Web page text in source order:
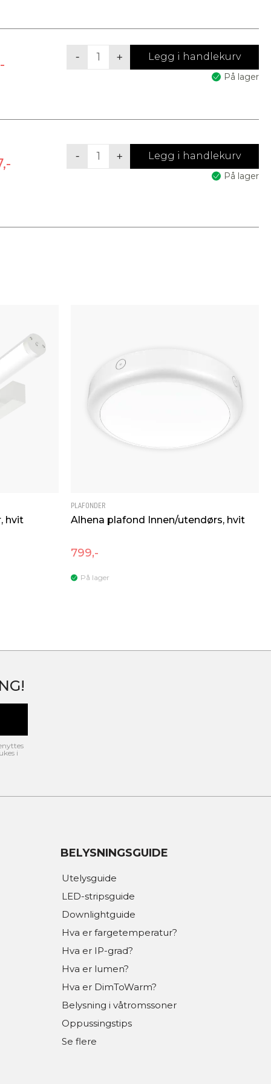
På lager
- + Legg i handlekurv
På lager
-
stikkontakt
+ Legg i handlekurv
hvit
PLAFONDER
Alhena plafond Innen/utendørs, hvit
799,-
På lager
i
BELYSNINGSGUIDE
Utelysguide
LED-stripsguide
Downlightguide
Hva er fargetemperatur?
Hva er IP-grad?
Hva er lumen?
Hva er DimToWarm?
Belysning i våtromssoner
Oppussingstips
Se flere